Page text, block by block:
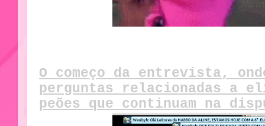
O começo da entrevista,
perguntas relacionadas a
peões que continuam na